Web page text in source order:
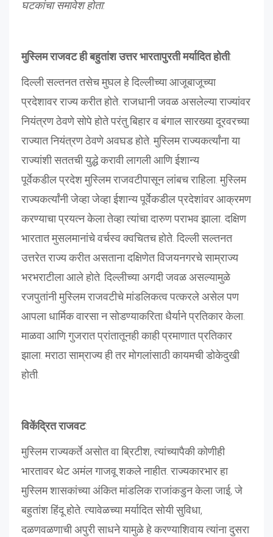
घटकांचा समावेश होता:
मुस्लिम राजवट ही बहुतांश उत्तर भारतापुरती मर्यादित होती:
दिल्ली सल्तनत तसेच मुघल हे दिल्लीच्या आजूबाजूच्या
प्रदेशावर राज्य करीत होते. राजधानी जवळ असलेल्या राज्यांवर
नियंत्रण ठेवणे सोपे होते परंतु बिहार व बंगाल सारख्या दूरवरच्या
राज्यात नियंत्रण ठेवणे अवघड होते. मुस्लिम राज्यकर्त्यांना या
राज्यांशी सततची युद्धे करावी लागली आणि ईशान्य
पूर्वेकडील प्रदेश मुस्लिम राजवटीपासून लांबच राहिला. मुस्लिम
राज्यकर्त्यांनी जेव्हा जेव्हा ईशान्य पूर्वेकडील प्रदेशांवर आक्रमण
करण्याचा प्रयत्न केला तेव्हा त्यांचा दारुण पराभव झाला. दक्षिण
भारतात मुसलमानांचे वर्चस्व क्वचितच होते. दिल्ली सल्तनत
उत्तरेत राज्य करीत असताना दक्षिणेत विजयनगरचे साम्राज्य
भरभराटीला आले होते. दिल्लीच्या अगदी जवळ असल्यामुळे
रजपुतांनी मुस्लिम राजवटीचे मांडलिकत्व पत्करले असेल पण
आपला धार्मिक वारसा न सोडण्याकरिता धैर्याने प्रतिकार केला.
माळवा आणि गुजरात प्रांतातूनही काही प्रमाणात प्रतिकार
झाला. मराठा साम्राज्य ही तर मोगलांसाठी कायमची डोकेदुखी
होती.
विकेंद्रित राजवट:
मुस्लिम राज्यकर्ते असोत वा ब्रिटीश, त्यांच्यापैकी कोणीही
भारतावर थेट अमंल गाजवू शकले नाहीत. राज्यकारभार हा
मुस्लिम शासकांच्या अंकित मांडलिक राजांकडुन केला जाई, जे
बहुतांश हिंदू होते. त्यावेळच्या मर्यादित सोयी सुविधा,
दळणवळणाची अपुरी साधने यामुळे हे करण्याशिवाय त्यांना दुसरा